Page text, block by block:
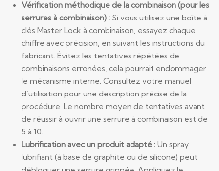
Vérification méthodique de la combinaison (pour les
serrures à combinaison) : Si vous utilisez une boîte à
clés Master Lock à combinaison, essayez chaque
chiffre avec précision, en suivant les instructions du
fabricant. Évitez les tentatives répétées de
combinaisons erronées, cela pourrait endommager
le mécanisme interne. Consultez votre manuel
d’utilisation pour une description précise de la
procédure. Le nombre moyen de tentatives avant
de réussir à ouvrir une serrure à combinaison est de
5 à 10.
Lubrification avec un produit adapté : Un spray
lubrifiant (à base de graphite ou de silicone) peut